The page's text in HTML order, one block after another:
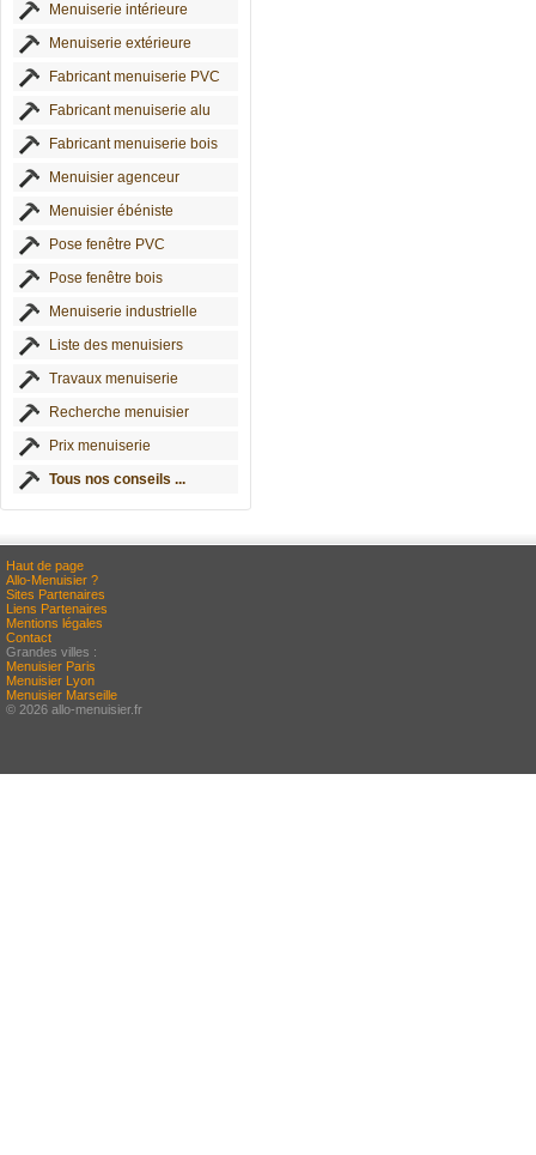
Menuiserie intérieure
Menuiserie extérieure
Fabricant menuiserie PVC
Fabricant menuiserie alu
Fabricant menuiserie bois
Menuisier agenceur
Menuisier ébéniste
Pose fenêtre PVC
Pose fenêtre bois
Menuiserie industrielle
Liste des menuisiers
Travaux menuiserie
Recherche menuisier
Prix menuiserie
Tous nos conseils ...
Haut de page
Allo-Menuisier ?
Sites Partenaires
Liens Partenaires
Mentions légales
Contact
Grandes villes :
Menuisier Paris
Menuisier Lyon
Menuisier Marseille
© 2026 allo-menuisier.fr